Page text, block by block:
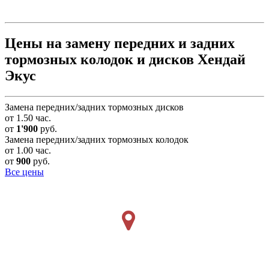
Цены на замену передних и задних
тормозных колодок и дисков Хендай
Экус
Замена передних/задних тормозных дисков
от 1.50 час.
от 1'900 руб.
Замена передних/задних тормозных колодок
от 1.00 час.
от 900 руб.
Все цены